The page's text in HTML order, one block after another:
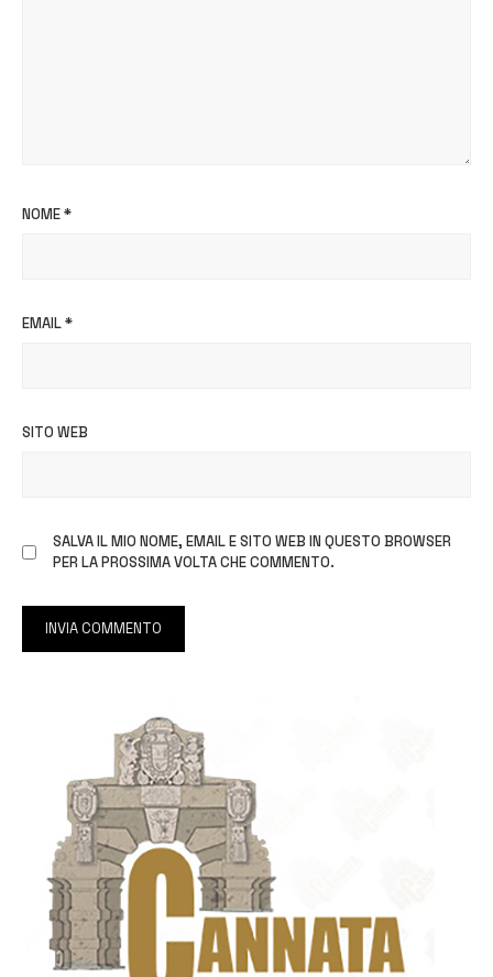
NOME*
EMAIL*
SITO WEB
SALVA IL MIO NOME, EMAIL E SITO WEB IN QUESTO BROWSER
PER LA PROSSIMA VOLTA CHE COMMENTO.